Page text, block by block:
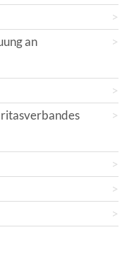
an